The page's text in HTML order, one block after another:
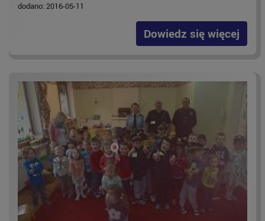
dodano: 2016-05-11
Dowiedz się więcej